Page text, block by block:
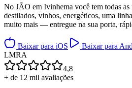
No JÃO em Ivinhema você tem todas as
destilados, vinhos, energéticos, uma
muito mais — entregue na sua porta,
Baixar para iOS
Baixar para
LMRA
4,8
+ de 12 mil avaliações